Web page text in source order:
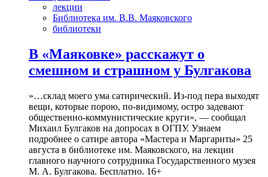
лекции
Библиотека им. В.В. Маяковского
библиотеки
В «Маяковке» расскажут о
смешном и страшном у Булгакова
»…склад моего ума сатирический. Из-под пера выходят
вещи, которые порою, по-видимому, остро задевают
общественно-коммунистические круги», — сообщал
Михаил Булгаков на допросах в ОГПУ. Узнаем
подробнее о сатире автора «Мастера и Маргариты» 25
августа в библиотеке им. Маяковского, на лекции
главного научного сотрудника Государственного музея
М. А. Булгакова. Бесплатно. 16+